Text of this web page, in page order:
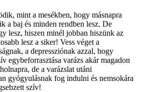
mint a mesékben, hogy másnapra
a baj és minden rendben lesz. De
lesz, hiszen minél jobban hiszünk az
lesz a siker! Vess véget a
a depressziónak azzal, hogy
egybeforrasztása varázs akár magadon
de a varázslat utáni
gyógyulásnak fog indulni és nemsokára
szív!